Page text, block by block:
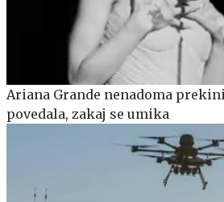
Ariana Grande nenadoma
povedala, zakaj se umika